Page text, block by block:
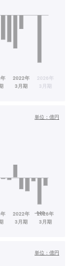
単位： 億円
単位： 億円